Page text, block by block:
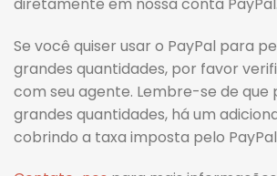
Se você quiser usar o PayPal para
grandes quantidades, por favor
com seu agente. Lembre-se de que
grandes quantidades, há um
cobrindo a taxa imposta pelo